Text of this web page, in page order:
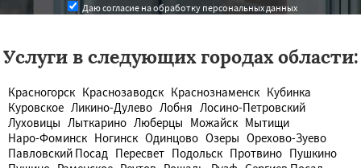
Даю согласие на обработку персональных данных
Услуги в следующих городах области:
Красногорск Краснозаводск Краснознаменск Кубинка
Куровское Ликино-Дулево Лобня Лосино-Петровский
Луховицы Лыткарино Люберцы Можайск Мытищи
Наро-Фоминск Ногинск Одинцово Озеры Орехово-Зуево
Павловский Посад Пересвет Подольск Протвино Пушкино